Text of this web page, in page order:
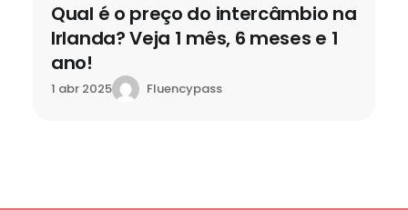
Qual é o preço do intercâmbio na
Irlanda? Veja 1 mês, 6 meses e 1
ano!
1 abr 2025 Fluencypass